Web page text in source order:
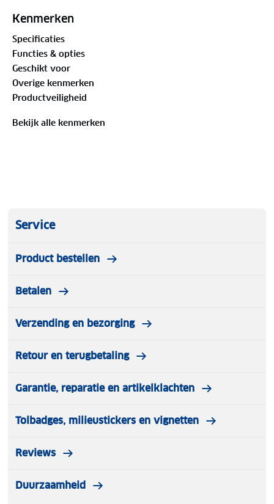
machinewasbaar en geschikt voor alle gebruik.
Kenmerken
Specificaties
Functies & opties
Geschikt voor
Overige kenmerken
Productveiligheid
Bekijk alle kenmerken
Service
Product bestellen
Betalen
Verzending en bezorging
Retour en terugbetaling
Garantie, reparatie en artikelklachten
Tolbadges, milieustickers en vignetten
Reviews
Duurzaamheid